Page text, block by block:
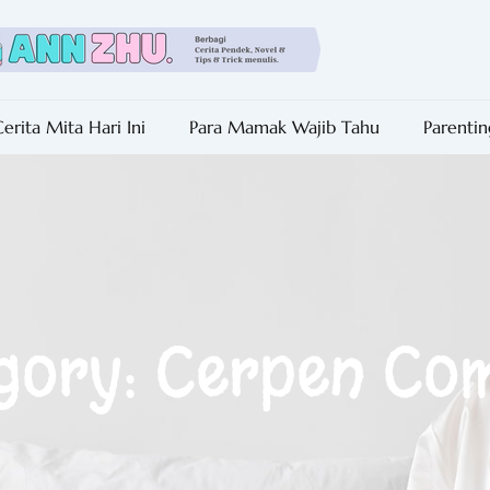
Mita Hari Ini Para Mamak Wajib Tahu
Cerpen